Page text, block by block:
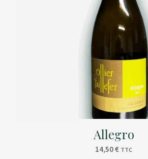
Allegro
14,50€ TTC